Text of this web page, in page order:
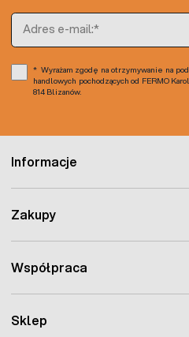
Sklep
Informacje
Zakupy
Współpraca
Adres e-mail
Wyrażam zgodę na otrzymywanie na
handlowych pochodzących od FERMO
814 Blizanów.